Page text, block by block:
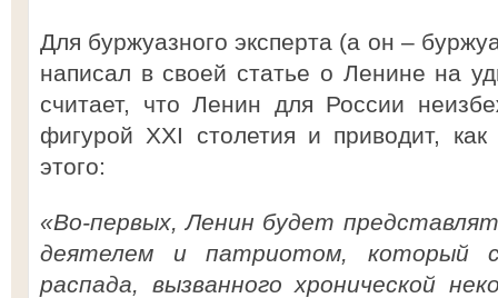
Для буржуазного эксперта (а он –
написал в своей статье о Ленине на
считает, что Ленин для России
фигурой ХХI столетия и приводит,
этого:
«Во-первых, Ленин будет
деятелем и патриотом, который
распада, вызванного хронической